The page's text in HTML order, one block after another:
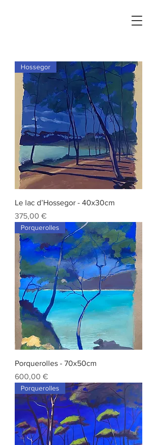
Hossegor
Le lac d’Hossegor - 40x30cm
Prix
375,00 €
Porquerolles
Porquerolles - 70x50cm
Prix
600,00 €
Porquerolles